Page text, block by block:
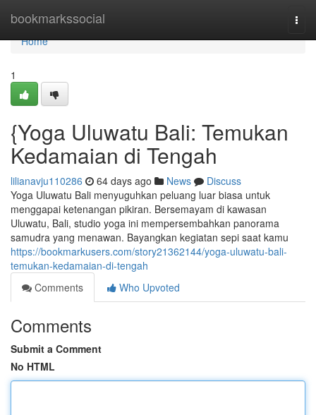
bookmarkssocial
Home
Home
1
{Yoga Uluwatu Bali: Temukan
Kedamaian di Tengah
lilianavju110286 64 days ago News
Discuss
Yoga Uluwatu Bali menyuguhkan peluang luar biasa untuk
menggapai ketenangan pikiran. Bersemayam di kawasan
Uluwatu, Bali, studio yoga ini mempersembahkan panorama
samudra yang menawan. Bayangkan kegiatan sepi saat kamu
https://bookmarkusers.com/story21362144/yoga-uluwatu-bali-
temukan-kedamaian-di-tengah
Comments
Who Upvoted
Comments
Submit a Comment
No HTML